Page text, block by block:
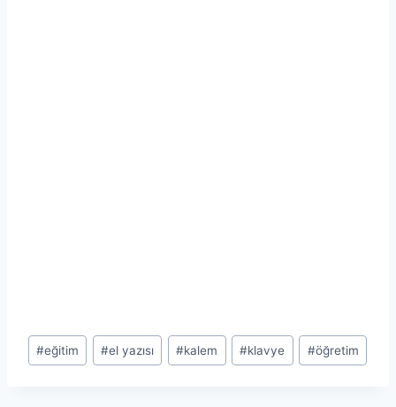
Post
Tags:
#eğitim #el yazısı #kalem #klavye #öğretim